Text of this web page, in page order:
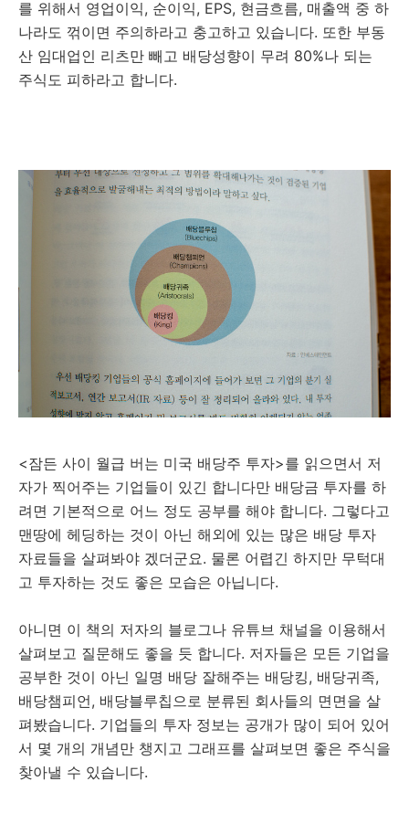
를 위해서 영업이익, 순이익, EPS, 현금흐름, 매출액 중 하
나라도 꺾이면 주의하라고 충고하고 있습니다. 또한 부동
산 임대업인 리츠만 빼고 배당성향이 무려 80%나 되는
주식도 피하라고 합니다.
<잠든 사이 월급 버는 미국 배당주 투자>를 읽으면서 저
자가 찍어주는 기업들이 있긴 합니다만 배당금 투자를 하
려면 기본적으로 어느 정도 공부를 해야 합니다. 그렇다고
맨땅에 헤딩하는 것이 아닌 해외에 있는 많은 배당 투자
자료들을 살펴봐야 겠더군요. 물론 어렵긴 하지만 무턱대
고 투자하는 것도 좋은 모습은 아닙니다.
아니면 이 책의 저자의 블로그나 유튜브 채널을 이용해서
살펴보고 질문해도 좋을 듯 합니다. 저자들은 모든 기업을
공부한 것이 아닌 일명 배당 잘해주는 배당킹, 배당귀족,
배당챔피언, 배당블루칩으로 분류된 회사들의 면면을 살
펴봤습니다. 기업들의 투자 정보는 공개가 많이 되어 있어
서 몇 개의 개념만 챙지고 그래프를 살펴보면 좋은 주식을
찾아낼 수 있습니다.